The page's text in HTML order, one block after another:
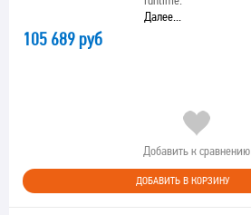
Далее...
105 689 руб
Добавить к сравнению
ДОБАВИТЬ В КОРЗИНУ